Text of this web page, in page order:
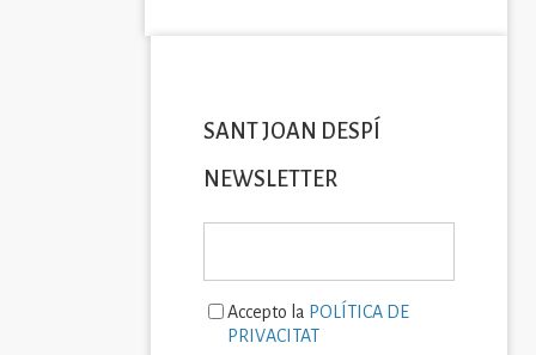
SANT JOAN DESPÍ
NEWSLETTER
Accepto la POLÍTICA DE
PRIVACITAT